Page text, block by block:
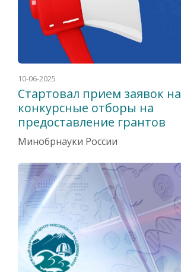
10-06-2025
Стартовал прием заявок на
конкурсные отборы на
предоставление грантов
Минобрнауки России